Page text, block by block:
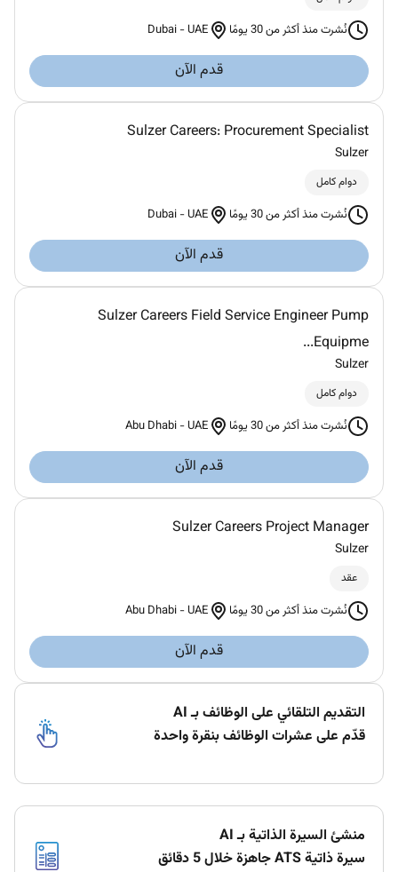
نُشرت منذ أكثر من 30 يومًا Dubai -UAE
قدم الآن
Sulzer Careers: Procurement Specialist
Sulzer
دوام كامل
نُشرت منذ أكثر من 30 يومًا Dubai -UAE
قدم الآن
Sulzer Careers Field Service Engineer Pump
Equipme...
Sulzer
دوام كامل
نُشرت منذ أكثر من 30 يومًا Abu Dhabi -UAE
قدم الآن
Sulzer Careers Project Manager
Sulzer
عقد
نُشرت منذ أكثر من 30 يومًا Abu Dhabi -UAE
قدم الآن
التقديم التلقائي على الوظائف بـ AI
قدّم على عشرات الوظائف بنقرة واحدة
منشئ السيرة الذاتية بـ AI
سيرة ذاتية ATS جاهزة خلال 5 دقائق